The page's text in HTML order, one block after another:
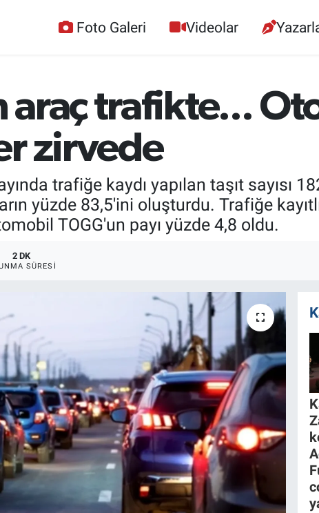
Foto Galeri Videolar
trafikte...
zirvede
trafiğe kaydı yapılan taşıt sayısı
yüzde 83,5'ini oluşturdu. Trafiğe
TOGG'un payı yüzde 4,8 oldu.
2 DK
SÜRESI